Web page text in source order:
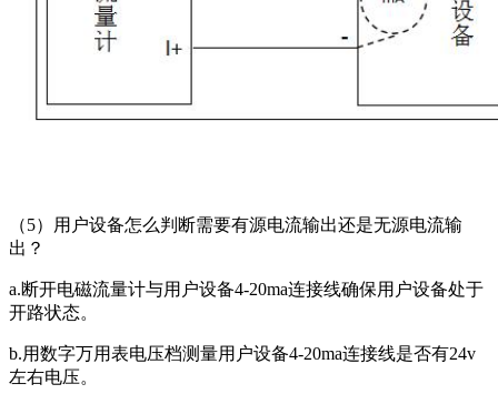
（5）用户设备怎么判断需要有源电流输出还是无源电流输
出？
a.断开电磁流量计与用户设备4-20ma连接线确保用户设备处于
开路状态。
b.用数字万用表电压档测量用户设备4-20ma连接线是否有24v
左右电压。